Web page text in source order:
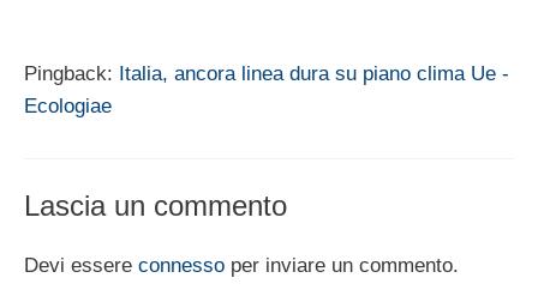
Pingback: Italia, ancora linea dura su piano clima Ue -
Ecologiae
Lascia un commento
Devi essere connesso per inviare un commento.